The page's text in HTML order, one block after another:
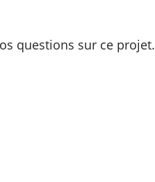
questions sur ce projet.